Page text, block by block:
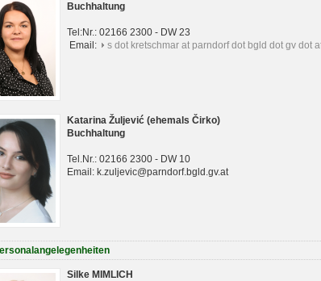
Buchhaltung
Tel:Nr.: 02166 2300 - DW 23
Email:
s dot kretschmar at parndorf dot bgld dot gv dot
Katarina Žuljević (ehemals Čirko)
Buchhaltung
Tel.Nr.: 02166 2300 - DW 10
Email: k.zuljevic@parndorf.bgld.gv.at
Silke MIMLICH